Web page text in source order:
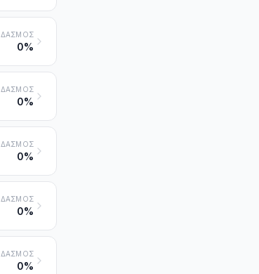
ΔΑΣΜΌΣ
0%
ΔΑΣΜΌΣ
0%
ΔΑΣΜΌΣ
0%
ΔΑΣΜΌΣ
0%
ΔΑΣΜΌΣ
0%